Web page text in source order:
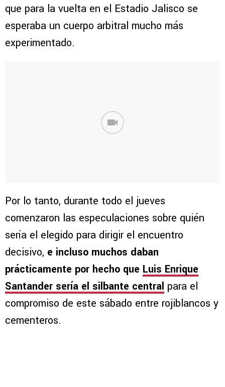
que para la vuelta en el Estadio Jalisco se
esperaba un cuerpo arbitral mucho más
experimentado.
Por lo tanto, durante todo el jueves
comenzaron las especulaciones sobre quién
sería el elegido para dirigir el encuentro
decisivo, e incluso muchos daban
prácticamente por hecho que Luis Enrique
Santander sería el silbante central para el
compromiso de este sábado entre rojiblancos y
cementeros.